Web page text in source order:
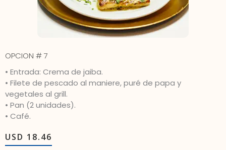
OPCION # 7
• Entrada: Crema de jaiba.
• Filete de pescado al maniere, puré de papa y
vegetales al grill.
• Pan (2 unidades).
• Café.
USD 18.46